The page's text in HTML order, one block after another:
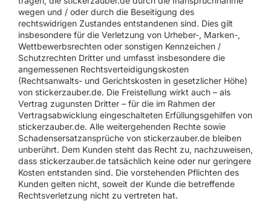
wegen und / oder durch die Beseitigung des
rechtswidrigen Zustandes entstandenen sind. Dies gilt
insbesondere für die Verletzung von Urheber-, Marken-,
Wettbewerbsrechten oder sonstigen Kennzeichen /
Schutzrechten Dritter und umfasst insbesondere die
angemessenen Rechtsverteidigungskosten
(Rechtsanwalts- und Gerichtskosten in gesetzlicher Höhe)
von stickerzauber.de. Die Freistellung wirkt auch – als
Vertrag zugunsten Dritter – für die im Rahmen der
Vertragsabwicklung eingeschalteten Erfüllungsgehilfen von
stickerzauber.de. Alle weitergehenden Rechte sowie
Schadensersatzansprüche von stickerzauber.de bleiben
unberührt. Dem Kunden steht das Recht zu, nachzuweisen,
dass stickerzauber.de tatsächlich keine oder nur geringere
Kosten entstanden sind. Die vorstehenden Pflichten des
Kunden gelten nicht, soweit der Kunde die betreffende
Rechtsverletzung nicht zu vertreten hat.